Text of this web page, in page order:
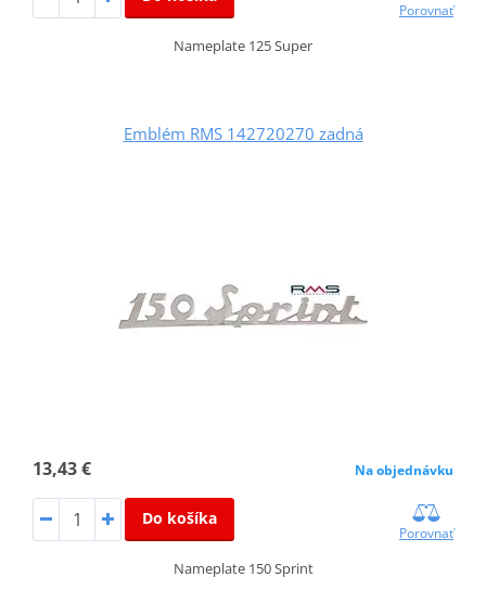
Porovnať
Nameplate 125 Super
Emblém RMS 142720270 zadná
13,43 € Na objednávku
Do košíka
Porovnať
Nameplate 150 Sprint